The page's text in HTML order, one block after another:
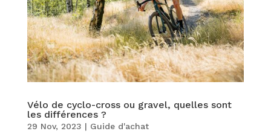
Vélo de cyclo-cross ou gravel, quelles sont
les différences ?
29 Nov, 2023 | Guide d'achat